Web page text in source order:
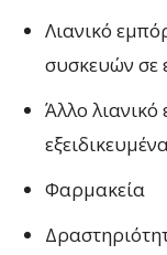
Λιανικό
συσκευών σε
Άλλο
Φαρμακεία